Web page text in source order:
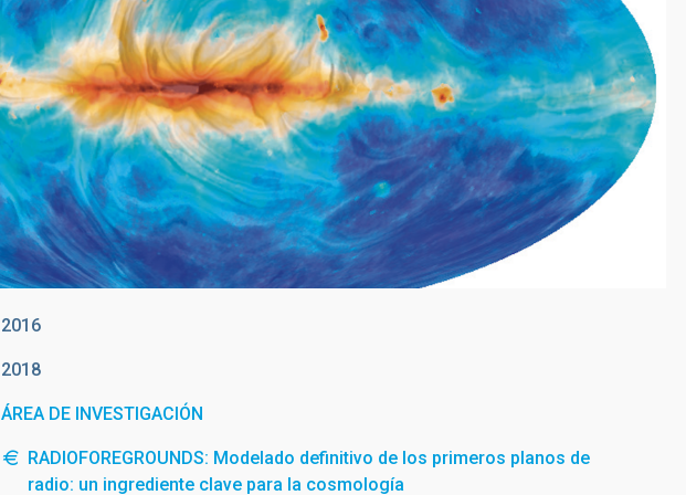
2016
2018
ÁREA DE INVESTIGACIÓN
RADIOFOREGROUNDS: Modelado definitivo de los primeros planos de
radio: un ingrediente clave para la cosmología